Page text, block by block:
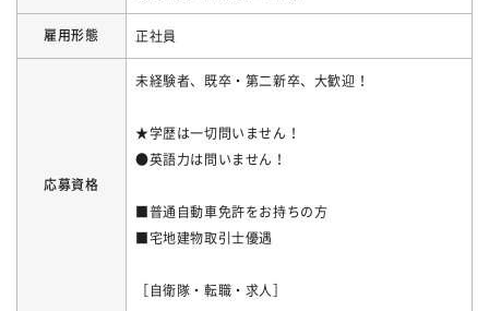
雇用形態 正社員
応募資格
未経験者、既卒・第二新卒、大歓迎！
★学歴は一切問いません！
●英語力は問いません！
■普通自動車免許をお持ちの方
■宅地建物取引士優遇
［自衛隊・転職・求人］